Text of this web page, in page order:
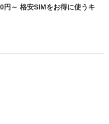
円～ 格安SIMをお得に使うキ